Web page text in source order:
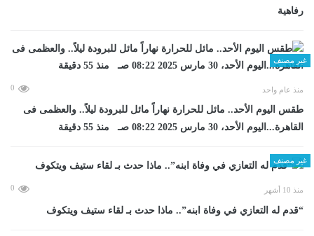
رفاهية
غير مصنف
منذ عام واحد 0
طقس اليوم الأحد.. مائل للحرارة نهاراً مائل للبرودة ليلاً.. والعظمى فى
القاهرة...اليوم الأحد، 30 مارس 2025 08:22 صـ منذ 55 دقيقة
غير مصنف
منذ 10 أشهر 0
“قدم له التعازي في وفاة ابنه”.. ماذا حدث بـ لقاء ستيف ويتكوف